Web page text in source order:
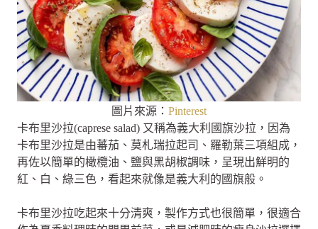
圖片來源： Pinterest
卡布里沙拉(caprese salad) 又稱為義大利國旗沙拉，因為
卡布里沙拉是由蕃茄、莫札瑞拉起司、羅勒葉三項組成，
再佐以簡單的橄欖油、鹽與黑胡椒調味，呈現出鮮明的
紅、白、綠三色，看起來就像是義大利的國旗般。
卡布里沙拉吃起來十分清爽，製作方式也很簡單，很適合